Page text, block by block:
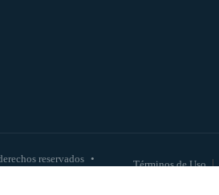
reservados • Términos de Uso